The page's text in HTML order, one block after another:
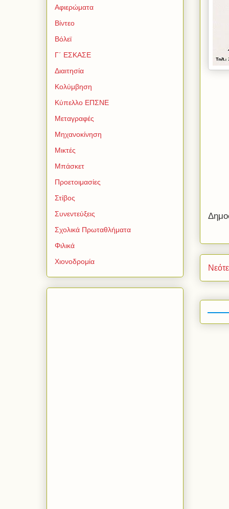
Αφιερώματα
Βίντεο
Βόλεϊ
Γ΄ ΕΣΚΑΣΕ
Διαιτησία
Κολύμβηση
Κύπελλο ΕΠΣΝΕ
Μεταγραφές
Μηχανοκίνηση
Μικτές
Μπάσκετ
Προετοιμασίες
Στίβος
Συνεντεύξεις
Σχολικά Πρωταθλήματα
Φιλικά
Χιονοδρομία